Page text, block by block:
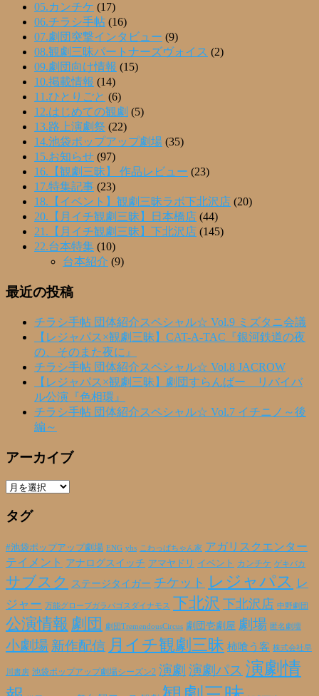
05.カンチケ (17)
06.チラシ手帖 (16)
07.劇団突撃インタビュー (9)
08.観劇三昧パートナーズヴォイス (2)
09.劇団向け情報 (15)
10.掲載情報 (14)
11.ひとりごと (6)
12.はじめての観劇 (5)
13.路上演劇祭 (22)
14.池袋ポップアップ劇場 (35)
15.お知らせ (97)
16.【観劇三昧】 作品レビュー (23)
17.特集記事 (23)
18.【イベント】観劇三昧ラボ下北沢店 (20)
20.【月イチ観劇三昧】日本橋店 (44)
21.【月イチ観劇三昧】下北沢店 (145)
22.台本特集 (10)
台本紹介 (9)
最近の投稿
チラシ手帖 団体紹介スペシャル☆ Vol.9 ミズタニ会議
【レジャパス×観劇三昧】CAT-A-TAC『銀河鉄道の夜
の、そのまた夜に』
チラシ手帖 団体紹介スペシャル☆ Vol.8 JACROW
【レジャパス×観劇三昧】劇団すらんばー リバイバ
ル公演『色相環』
チラシ手帖 団体紹介スペシャル☆ Vol.7 イチニノ～後
編～
アーカイブ
ア
カ
ブ
タグ
#池袋ポップアップ劇場 ENG yhs こわっぱちゃん家 アガリスクエンター
テイメント アナログスイッチ アマヤドリ イベント カンチケ ゲキバカ
サブスク ステージタイガー チケット レジャパス レ
ジャー 万能グローブガラパゴスダイナモス 下北沢 下北沢店 中野劇団
公演情報 劇団 劇団TremendousCircus 劇団壱劇屋 劇場 匿名劇壇
小劇場 新作配信 月イチ観劇三昧 柿喰う客 株式会社早
川書房 池袋ポップアップ劇場シーズン2 演劇 演劇パス 演劇情